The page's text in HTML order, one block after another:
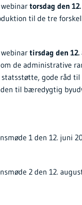
torsdag den
til de tre
tirsdag den 12.
de administrative
gode råd
til bæredygtig
1 den 12. juni
2 den 12.